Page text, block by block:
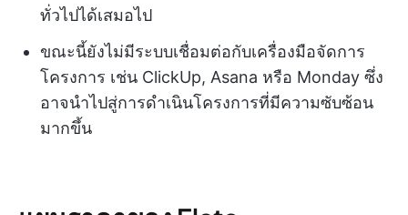
ทั่วไปได้เสมอไป
ขณะนี้ยังไม่มีระบบเชื่อมต่อกับเครื่องมือจัดการ
โครงการ เช่น ClickUp, Asana หรือ Monday ซึ่ง
อาจนำไปสู่การดำเนินโครงการที่มีความซับซ้อน
มากขึ้น